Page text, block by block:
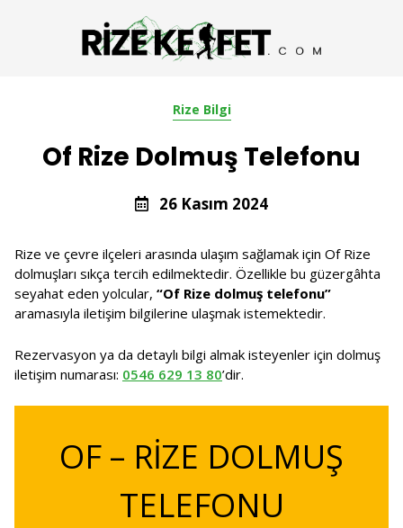
Rize Bilgi
Of Rize Dolmuş Telefonu
26 Kasım 2024
Rize ve çevre ilçeleri arasında ulaşım sağlamak için Of Rize
dolmuşları sıkça tercih edilmektedir. Özellikle bu güzergâhta
seyahat eden yolcular, “Of Rize dolmuş telefonu”
aramasıyla iletişim bilgilerine ulaşmak istemektedir.
Rezervasyon ya da detaylı bilgi almak isteyenler için dolmuş
iletişim numarası: 0546 629 13 80’dir.
OF – RİZE DOLMUŞ
TELEFONU